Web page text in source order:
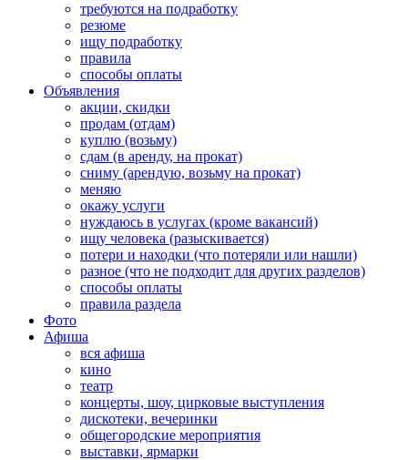
требуются на подработку
резюме
ищу подработку
правила
способы оплаты
Объявления
акции, скидки
продам (отдам)
куплю (возьму)
сдам (в аренду, на прокат)
сниму (арендую, возьму на прокат)
меняю
окажу услуги
нуждаюсь в услугах (кроме вакансий)
ищу человека (разыскивается)
потери и находки (что потеряли или нашли)
разное (что не подходит для других разделов)
способы оплаты
правила раздела
Фото
Афиша
вся афиша
кино
театр
концерты, шоу, цирковые выступления
дискотеки, вечеринки
общегородские мероприятия
выставки, ярмарки